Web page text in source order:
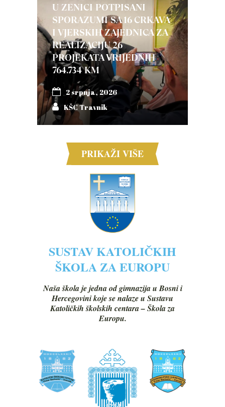
U ZENICI POTPISANI
SPORAZUMI SA 16 CRKAVA
I VJERSKIH ZAJEDNICA ZA
REALIZACIJU 26
PROJEKATA VRIJEDNIH
764.734 KM
2 srpnja, 2026
KŠC Travnik
PRIKAŽI VIŠE
SUSTAV KATOLIČKIH
ŠKOLA ZA EUROPU
Naša škola je jedna od gimnazija u Bosni i
Hercegovini koje se nalaze u Sustavu
Katoličkih školskih centara – Škola za
Europu.